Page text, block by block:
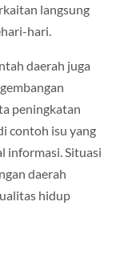
langsung
hari.
daerah juga
peningkatan
contoh isu yang
informasi. Situasi
daerah
hidup